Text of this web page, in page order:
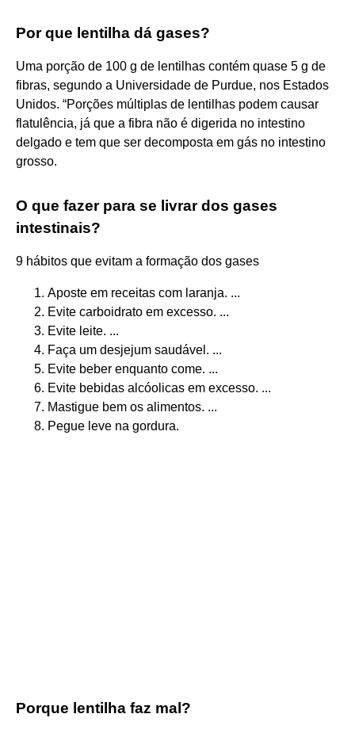
Por que lentilha dá gases?
Uma porção de 100 g de lentilhas contém quase 5 g de
fibras, segundo a Universidade de Purdue, nos Estados
Unidos. “Porções múltiplas de lentilhas podem causar
flatulência, já que a fibra não é digerida no intestino
delgado e tem que ser decomposta em gás no intestino
grosso.
O que fazer para se livrar dos gases
intestinais?
9 hábitos que evitam a formação dos gases
Aposte em receitas com laranja. ...
Evite carboidrato em excesso. ...
Evite leite. ...
Faça um desjejum saudável. ...
Evite beber enquanto come. ...
Evite bebidas alcóolicas em excesso. ...
Mastigue bem os alimentos. ...
Pegue leve na gordura.
Porque lentilha faz mal?